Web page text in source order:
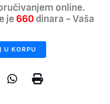
online.
je 660 dinara - Vaša
U KORPU